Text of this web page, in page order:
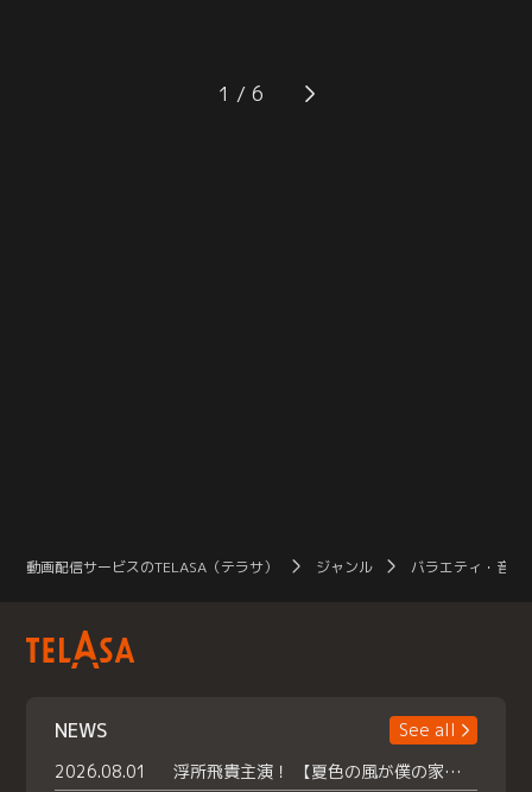
ます！ 【今週の回答者】 クロちゃ
ん、コロチキナダル、ななまがり森
ます！ 【今週の回答者】 クロちゃ
ん、コロチキナダル、ななまがり森
1
動画配信サービスのTELASA（テラサ） ジャンル バラエティ・音楽
NEWS
See all
2026.08.01
浮所飛貴主演！ 【夏色の風が僕の家にやってきた】 本日よりテラサで独占配信スタート！